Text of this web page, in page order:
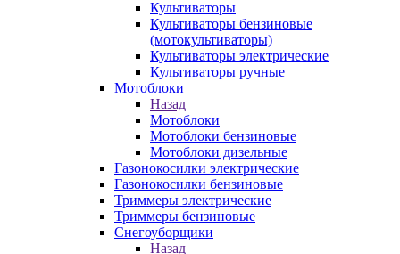
Культиваторы
Культиваторы бензиновые
(мотокультиваторы)
Культиваторы электрические
Культиваторы ручные
Мотоблоки
Назад
Мотоблоки
Мотоблоки бензиновые
Мотоблоки дизельные
Газонокосилки электрические
Газонокосилки бензиновые
Триммеры электрические
Триммеры бензиновые
Снегоуборщики
Назад